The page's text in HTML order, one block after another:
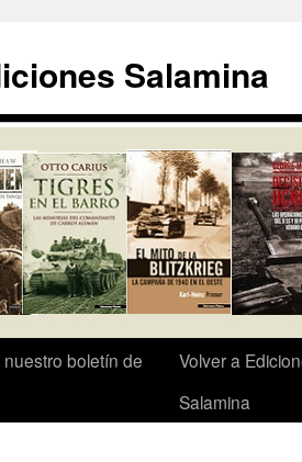
Salamina
boletín de
Volver a
Salamina